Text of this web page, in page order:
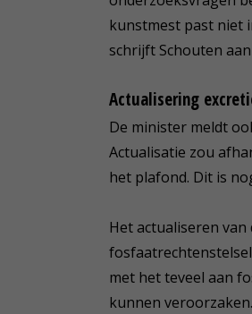
kunstmest past niet
schrijft Schouten
Actualisering
De minister meldt
Actualisatie zou
het plafond. Dit is
Het actualiseren
met het teveel aan
kunnen veroorzaken.